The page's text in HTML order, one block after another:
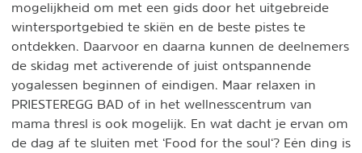
mogelijkheid om met een gids door het uitgebreide
wintersportgebied te skiën en de beste pistes te
ontdekken. Daarvoor en daarna kunnen de deelnemers
de skidag met activerende of juist ontspannende
yogalessen beginnen of eindigen. Maar relaxen in
PRIESTEREGG BAD of in het wellnesscentrum van
mama thresl is ook mogelijk. En wat dacht je ervan om
de dag af te sluiten met ‘Food for the soul‘? Eén ding is